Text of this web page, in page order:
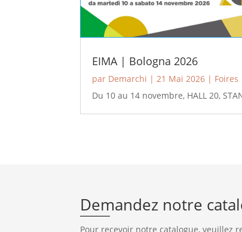
EIMA | Bologna 2026
par Demarchi |21 Mai 2026 | Foires
Du 10 au 14 novembre, HALL 20,
Demandez notre
Pour recevoir notre catalogue, veuillez